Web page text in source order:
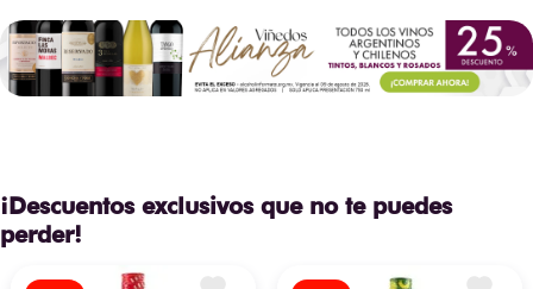
¡Descuentos exclusivos que no te puedes
perder!